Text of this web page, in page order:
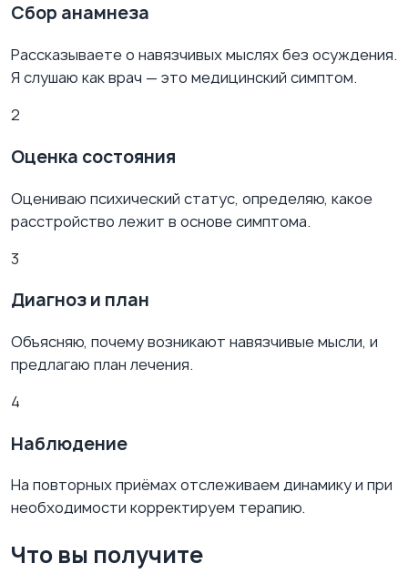
Сбор анамнеза
Рассказываете о навязчивых мыслях без осуждения.
Я слушаю как врач — это медицинский симптом.
2
Оценка состояния
Оцениваю психический статус, определяю, какое
расстройство лежит в основе симптома.
3
Диагноз и план
Объясняю, почему возникают навязчивые мысли, и
предлагаю план лечения.
4
Наблюдение
На повторных приёмах отслеживаем динамику и при
необходимости корректируем терапию.
Что вы получите